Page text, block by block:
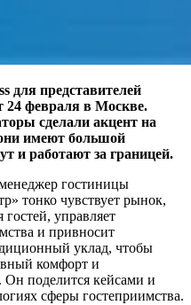
для представителей
24 февраля в Москве.
сделали акцент на
имеют большой
и работают за границей.
гостиницы
тонко чувствует рынок,
управляет
и привносит
уклад, чтобы
комфорт и
Он поделится кейсами и
сферы гостеприимства.